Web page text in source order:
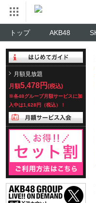
トップ AKB48
月額見放題
月額5,478円 (税込)
※各48グループ月額サービスに加
入中は1,628円（税込）！